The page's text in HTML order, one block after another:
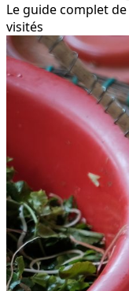
Le guide complet
visités